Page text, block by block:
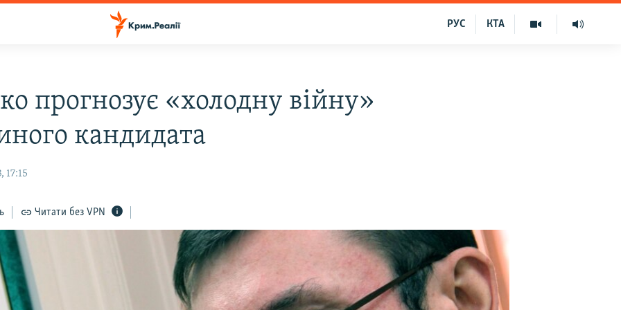
КТА
РУС
прогнозує «холодну війну»
кандидата
17:15
Читати без VPN